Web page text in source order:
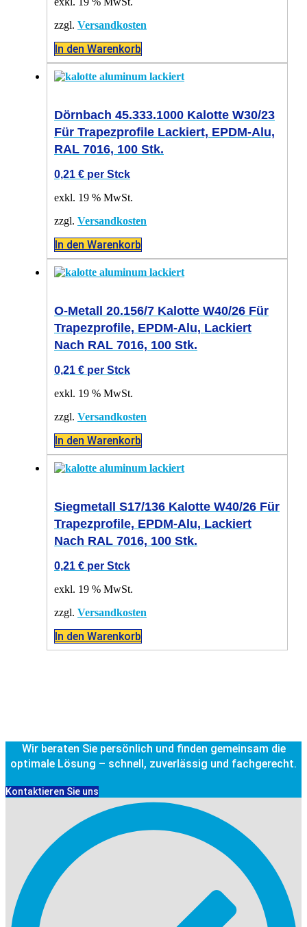
zzgl. Versandkosten
In den Warenkorb
Dörnbach 45.333.1000 Kalotte W30/23
Für Trapezprofile Lackiert, EPDM-Alu,
RAL 7016, 100 Stk.
0,21 € per Stck
exkl. 19 % MwSt.
zzgl. Versandkosten
In den Warenkorb
O-Metall 20.156/7 Kalotte W40/26 Für
Trapezprofile, EPDM-Alu, Lackiert
Nach RAL 7016, 100 Stk.
0,21 € per Stck
exkl. 19 % MwSt.
zzgl. Versandkosten
In den Warenkorb
Siegmetall S17/136 Kalotte W40/26 Für
Trapezprofile, EPDM-Alu, Lackiert
Nach RAL 7016, 100 Stk.
0,21 € per Stck
exkl. 19 % MwSt.
zzgl. Versandkosten
In den Warenkorb
Wir beraten Sie persönlich und finden gemeinsam die
optimale Lösung – schnell, zuverlässig und fachgerecht.
Kontaktieren Sie uns